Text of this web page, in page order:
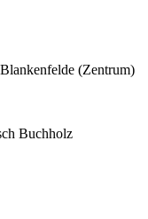
(Zentrum)
Buchholz